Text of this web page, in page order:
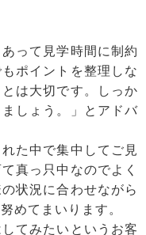
って見学時間に制約
ポイントを整理しな
は大切です。しっか
しょう。」とアドバ
た中で集中してご見
真っ只中なのでよく
状況に合わせながら
めてまいります。
てみたいというお客